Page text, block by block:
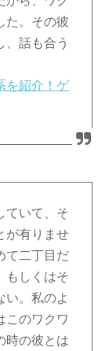
た。その彼
、話も合う
を紹介！ゲ
ていて、そ
が有りませ
て二丁目だ
もしくはそ
い。私のよ
このワクワ
時の彼とは